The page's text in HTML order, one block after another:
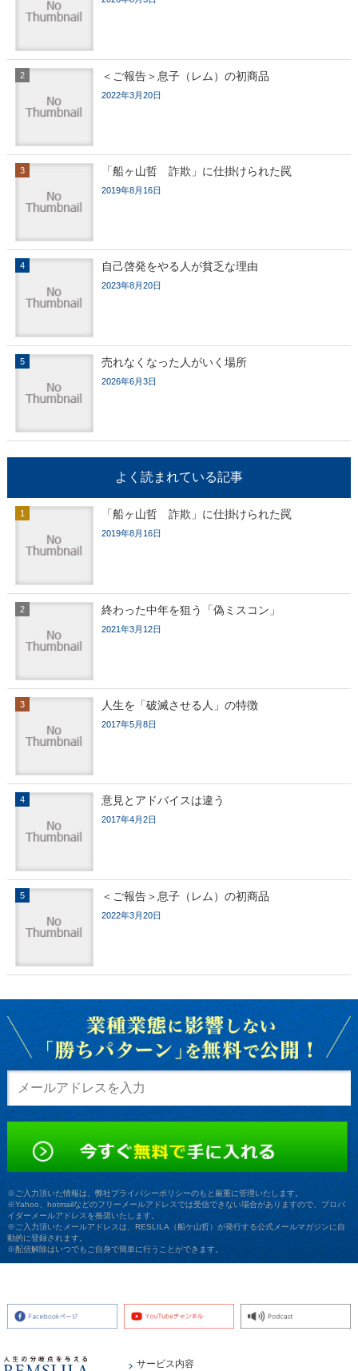
＜ご報告＞息子（レム）の初商品
2022年3月20日
「船ヶ山哲 詐欺」に仕掛けられた罠
2019年8月16日
自己啓発をやる人が貧乏な理由
2023年8月20日
売れなくなった人がいく場所
2026年6月3日
よく読まれている記事
「船ヶ山哲 詐欺」に仕掛けられた罠
2019年8月16日
終わった中年を狙う「偽ミスコン」
2021年3月12日
人生を「破滅させる人」の特徴
2017年5月8日
意見とアドバイスは違う
2017年4月2日
＜ご報告＞息子（レム）の初商品
2022年3月20日
※ご入力頂いた情報は、弊社プライバシーポリシーのもと厳重に管理いたします。
※Yahoo、hotmailなどのフリーメールアドレスでは受信できない場合がありますので、プロバ
イダーメールアドレスを推奨いたします。
※ご入力頂いたメールアドレスは、RESLILA（船ケ山哲）が発行する公式メールマガジンに自
動的に登録されます。
※配信解除はいつでもご自身で簡単に行うことができます。
サービス内容